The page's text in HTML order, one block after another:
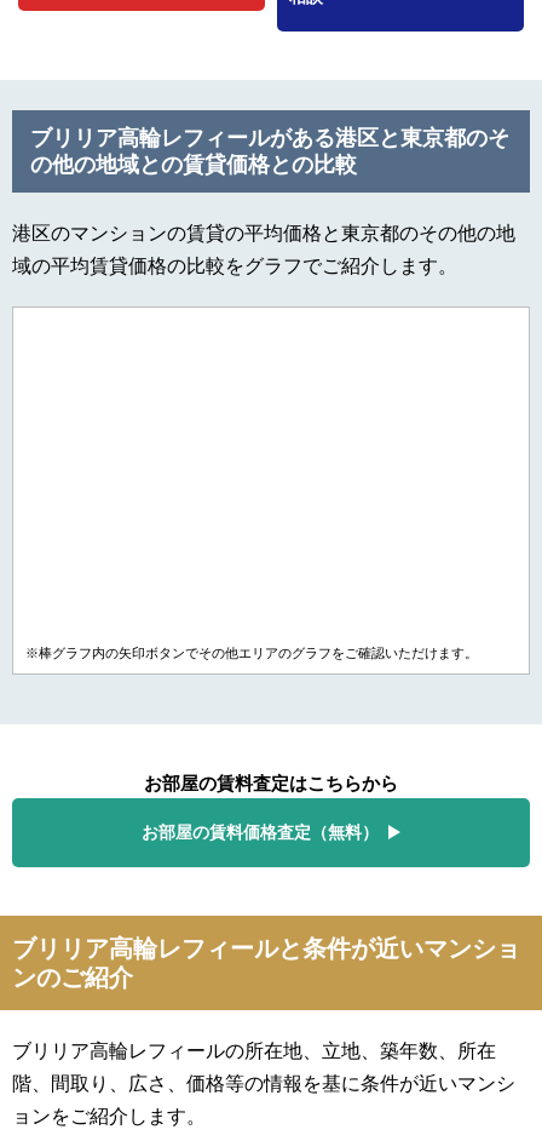
ブリリア高輪レフィールがある港区と東京都のそ
の他の地域との賃貸価格との比較
港区のマンションの賃貸の平均価格と東京都のその他の地
域の平均賃貸価格の比較をグラフでご紹介します。
※棒グラフ内の矢印ボタンでその他エリアのグラフをご確認いただけます。
お部屋の賃料査定はこちらから
お部屋の賃料価格査定（無料）
ブリリア高輪レフィールと条件が近いマンショ
ンのご紹介
ブリリア高輪レフィールの所在地、立地、築年数、所在
階、間取り、広さ、価格等の情報を基に条件が近いマンシ
ョンをご紹介します。